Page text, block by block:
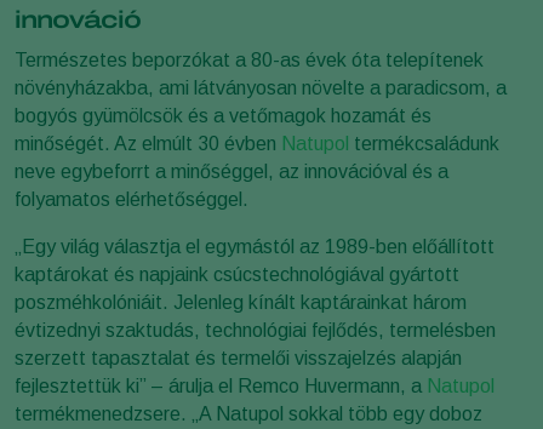
innováció
Természetes beporzókat a 80-as évek óta telepítenek
növényházakba, ami látványosan növelte a paradicsom, a
bogyós gyümölcsök és a vetőmagok hozamát és
minőségét. Az elmúlt 30 évben Natupol termékcsaládunk
neve egybeforrt a minőséggel, az innovációval és a
folyamatos elérhetőséggel.
„Egy világ választja el egymástól az 1989-ben előállított
kaptárokat és napjaink csúcstechnológiával gyártott
poszméhkolóniáit. Jelenleg kínált kaptárainkat három
évtizednyi szaktudás, technológiai fejlődés, termelésben
szerzett tapasztalat és termelői visszajelzés alapján
fejlesztettük ki” – árulja el Remco Huvermann, a Natupol
termékmenedzsere. „A Natupol sokkal több egy doboz